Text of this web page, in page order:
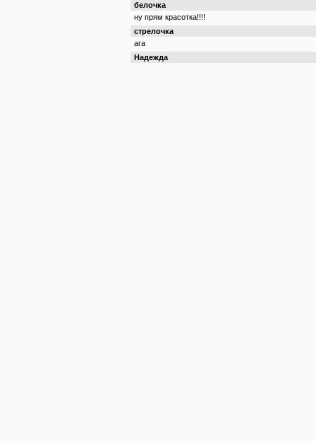
белочка
ну прям красотка!!!!
стрелочка
ага
Надежда